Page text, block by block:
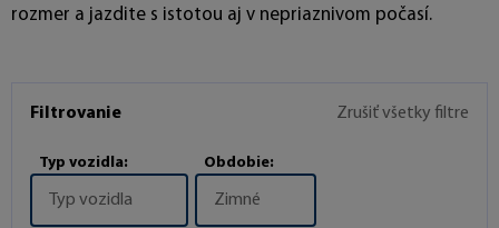
rozmer a jazdite s istotou aj v nepriaznivom počasí.
Filtrovanie Zrušiť všetky filtre
Typ vozidla:
Typ vozidla
Obdobie:
Zimné